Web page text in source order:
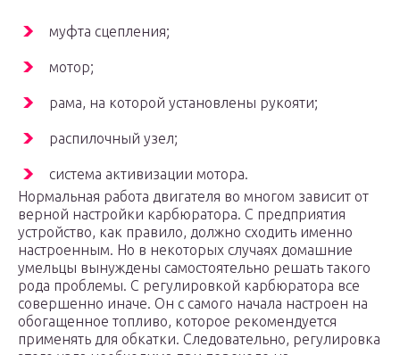
муфта сцепления;
мотор;
рама, на которой установлены рукояти;
распилочный узел;
система активизации мотора.
Нормальная работа двигателя во многом зависит от
верной настройки карбюратора. С предприятия
устройство, как правило, должно сходить именно
настроенным. Но в некоторых случаях домашние
умельцы вынуждены самостоятельно решать такого
рода проблемы. С регулировкой карбюратора все
совершенно иначе. Он с самого начала настроен на
обогащенное топливо, которое рекомендуется
применять для обкатки. Следовательно, регулировка